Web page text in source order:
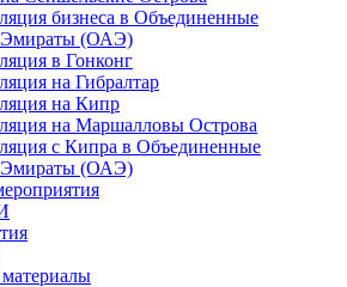
бизнеса в Объединенные
Эмираты (ОАЭ)
в Гонконг
на Гибралтар
на Кипр
на Маршалловы Острова
с Кипра в Объединенные
Эмираты (ОАЭ)